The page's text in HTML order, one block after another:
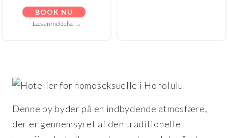
BOOK NU
Læs anmeldelse →
Denne by byder på en indbydende atmosfære,
der er gennemsyret af den traditionelle